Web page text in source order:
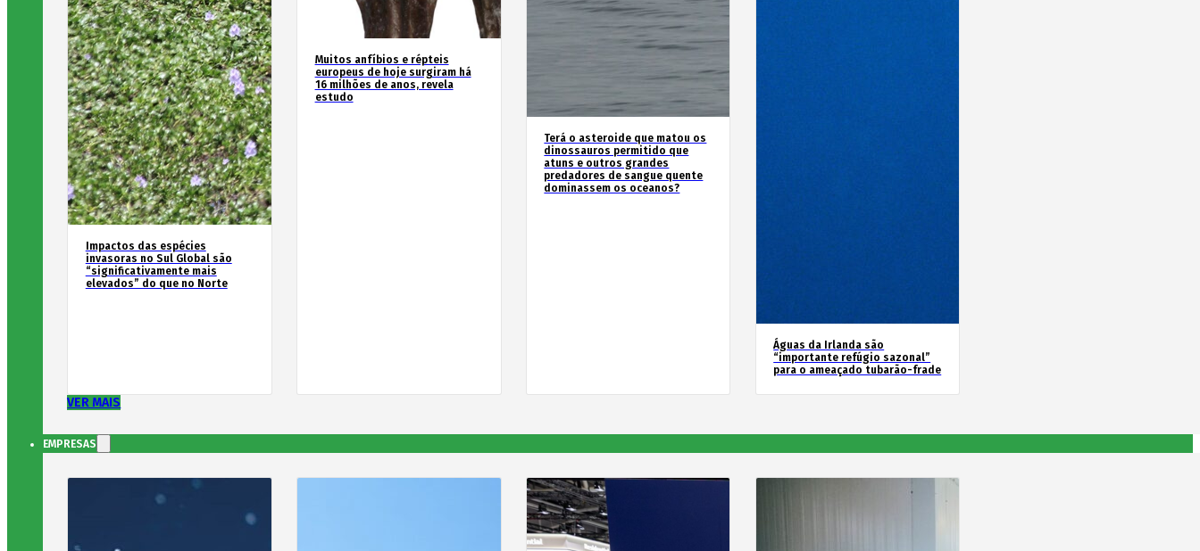
Impactos das espécies
invasoras no Sul Global são
“significativamente mais
elevados” do que no Norte
Muitos anfíbios e répteis
europeus de hoje surgiram há
16 milhões de anos, revela
estudo
Terá o asteroide que matou os
dinossauros permitido que
atuns e outros grandes
predadores de sangue quente
dominassem os oceanos?
Águas da Irlanda são
“importante refúgio sazonal”
para o ameaçado tubarão-frade
VER MAIS
EMPRESAS